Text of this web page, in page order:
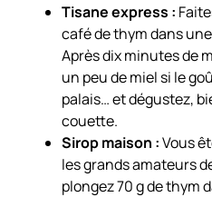
Tisane express :
café de thym dans
Après dix minutes de
un peu de miel si le
palais… et dégustez,
couette.
Sirop maison :Vous
les grands amateurs
plongez 70 g de thym